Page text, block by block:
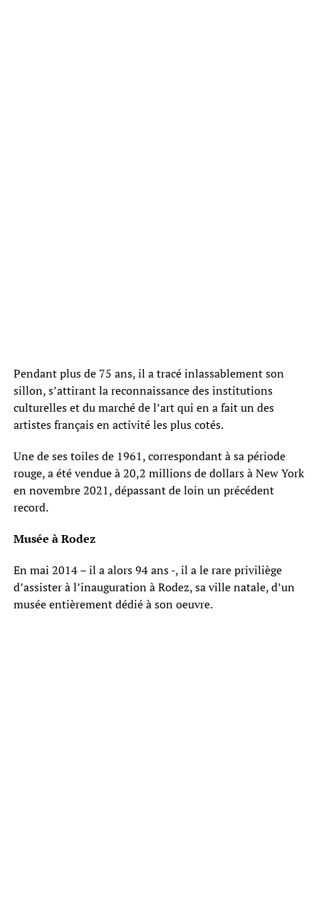
Pendant plus de 75 ans, il a tracé inlassablement son
sillon, s’attirant la reconnaissance des institutions
culturelles et du marché de l’art qui en a fait un des
artistes français en activité les plus cotés.
Une de ses toiles de 1961, correspondant à sa période
rouge, a été vendue à 20,2 millions de dollars à New York
en novembre 2021, dépassant de loin un précédent
record.
Musée à Rodez
En mai 2014 – il a alors 94 ans -, il a le rare priviliège
d’assister à l’inauguration à Rodez, sa ville natale, d’un
musée entièrement dédié à son oeuvre.